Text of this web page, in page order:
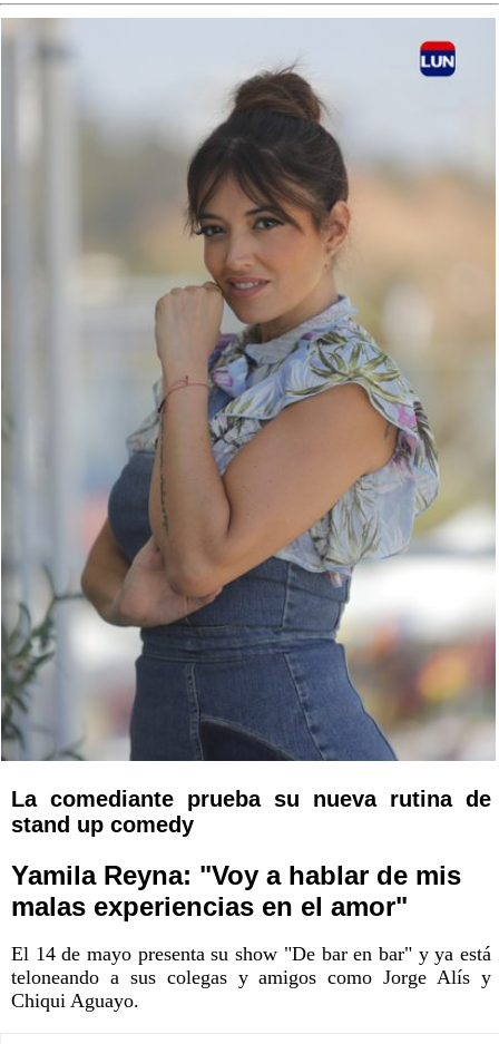
La comediante prueba su nueva rutina de
stand up comedy
Yamila Reyna: "Voy a hablar de mis
malas experiencias en el amor"
El 14 de mayo presenta su show "De bar en bar" y ya está
teloneando a sus colegas y amigos como Jorge Alís y
Chiqui Aguayo.